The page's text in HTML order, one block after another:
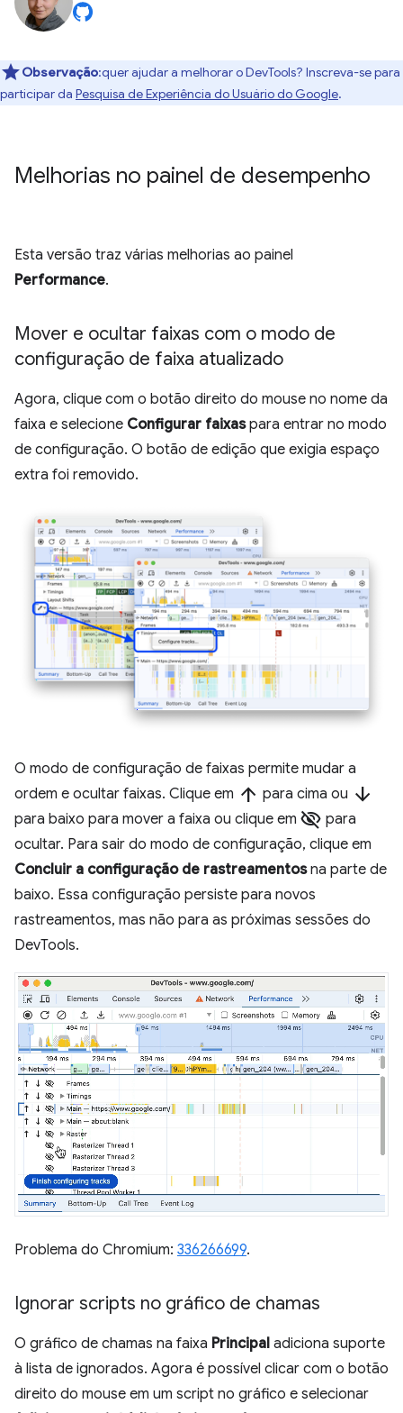
Observação:quer ajudar a melhorar o DevTools? Inscreva-se para
participar da Pesquisa de Experiência do Usuário do Google.
Melhorias no painel de desempenho
Esta versão traz várias melhorias ao painel
Performance.
Mover e ocultar faixas com o modo de
configuração de faixa atualizado
Agora, clique com o botão direito do mouse no nome da
faixa e selecione Configurar faixaspara entrar no modo
de configuração. O botão de edição que exigia espaço
extra foi removido.
O modo de configuração de faixas permite mudar a
ordem e ocultar faixas. Clique em arrow_upward para cima ou arrow_downward
para baixo para mover a faixa ou clique em visibility_off para
ocultar. Para sair do modo de configuração, clique em
Concluir a configuração de rastreamentosna parte de
baixo. Essa configuração persiste para novos
rastreamentos, mas não para as próximas sessões do
DevTools.
Problema do Chromium: 336266699.
Ignorar scripts no gráfico de chamas
O gráfico de chamas na faixa Principal adiciona suporte
à lista de ignorados. Agora é possível clicar com o botão
direito do mouse em um script no gráfico e selecionar